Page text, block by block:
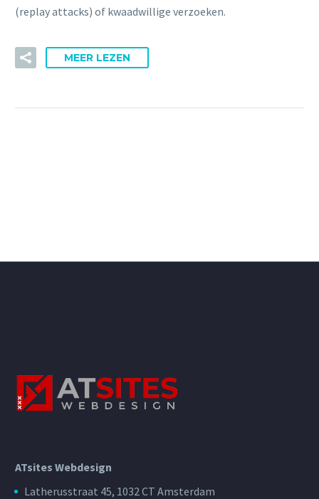
(replay attacks) of kwaadwillige verzoeken.
MEER LEZEN
ATsites Webdesign
Latherusstraat 45, 1032 CT Amsterdam